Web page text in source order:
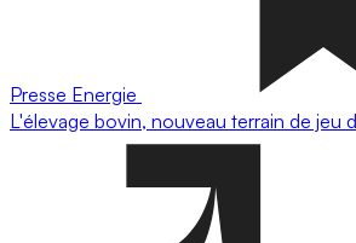
Presse Energie
L'élevage bovin, nouveau terrain de jeu